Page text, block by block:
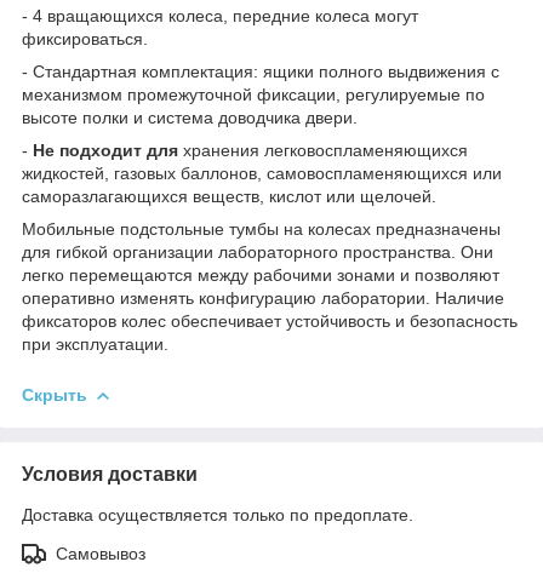
- 4 вращающихся колеса, передние колеса могут
фиксироваться.
- Стандартная комплектация: ящики полного выдвижения с
механизмом промежуточной фиксации, регулируемые по
высоте полки и система доводчика двери.
- Не подходит для хранения легковоспламеняющихся
жидкостей, газовых баллонов, самовоспламеняющихся или
саморазлагающихся веществ, кислот или щелочей.
Мобильные подстольные тумбы на колесах предназначены
для гибкой организации лабораторного пространства. Они
легко перемещаются между рабочими зонами и позволяют
оперативно изменять конфигурацию лаборатории. Наличие
фиксаторов колес обеспечивает устойчивость и безопасность
при эксплуатации.
Скрыть
Условия доставки
Доставка осуществляется только по предоплате.
Самовывоз